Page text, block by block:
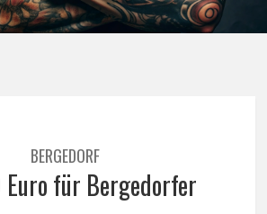
BERGEDORF
für Bergedorfer